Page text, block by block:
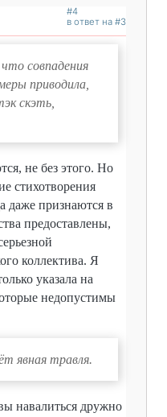
#4
в ответ на #3
что совпадения
приводила,
скэть,
не без этого. Но
стихотворения
даже признаются в
предоставлены,
коллектива. Я
указала на
недопустимы
явная травля.
навалиться дружно